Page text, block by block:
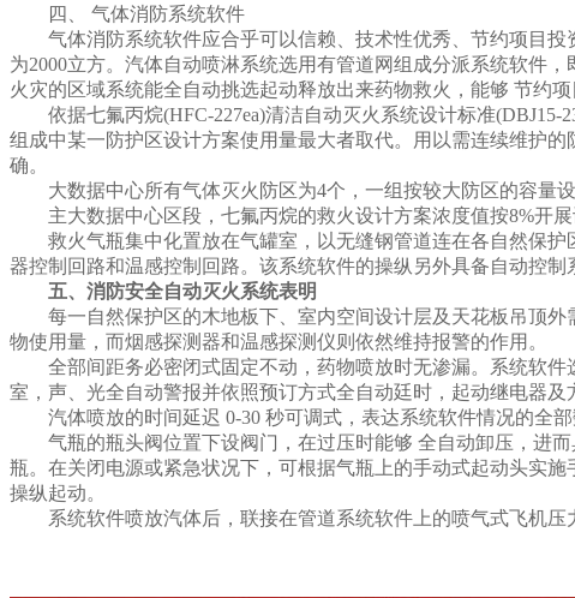
四、 气体消防系统软件
气体消防系统软件应合乎可以信赖、技术性优秀、节约项目投
为2000立方。汽体自动喷淋系统选用有管道网组成分派系统软件
火灾的区域系统能全自动挑选起动释放出来药物救火，能够 节约项
依据七氟丙烷(HFC-227ea)清洁自动灭火系统设计标准(DBJ15-
组成中某一防护区设计方案使用量最大者取代。用以需连续维护
确。
大数据中心所有气体灭火防区为4个，一组按较大防区的容量设
主大数据中心区段，七氟丙烷的救火设计方案浓度值按8%开展
救火气瓶集中化置放在气罐室，以无缝钢管道连在各自然保护
器控制回路和温感控制回路。该系统软件的操纵另外具备自动控
五、消防安全自动灭火系统表明
每一自然保护区的木地板下、室内空间设计层及天花板吊顶外
物使用量，而烟感探测器和温感探测仪则依然维持报警的作用。
全部间距务必密闭式固定不动，药物喷放时无渗漏。系统软件
室，声、光全自动警报并依照预订方式全自动廷时，起动继电器
汽体喷放的时间延迟 0-30 秒可调式，表达系统软件情况的全部
气瓶的瓶头阀位置下设阀门，在过压时能够 全自动卸压，进而
瓶。在关闭电源或紧急状况下，可根据气瓶上的手动式起动头实
操纵起动。
系统软件喷放汽体后，联接在管道系统软件上的喷气式飞机压